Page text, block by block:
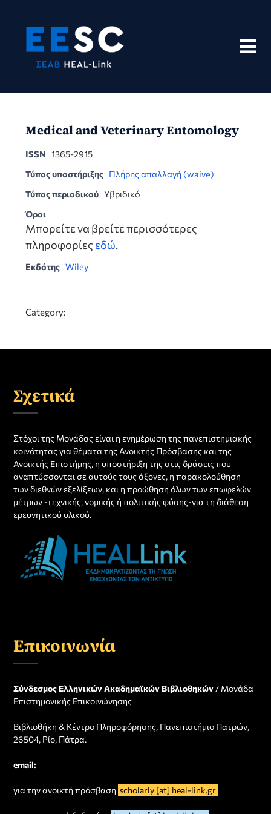
content
Medical and Veterinary Entomology
ISSN 1365-2915
Τύπος υποστήριξης Πλήρης απαλλαγή (waive)
Τύπος περιοδικού Υβριδικό
Όροι
Μπορείτε να βρείτε περισσότερες
πληροφορίες εδώ.
Εκδότης Wiley
Category:
Σχετικά
Στόχοι της Μονάδας είναι η ενημέρωση της πανεπιστημιακής
κοινότητας για θέματα της Ανοικτής Πρόσβασης και της
Ανοικτής Επιστήμης, η υποστήριξη της στις δράσεις που
αναπτύσσονται σε αυτούς τους άξονες, η παρακολούθηση
των διεθνών εξελίξεων, και η προώθηση όλων των επωφελών
μέτρων -τεχνικής, νομικής ή πολιτικής φύσης-για τη διάθεση
ερευνητικού υλικού.
Επικοινωνία
Σύνδεσμος Ελληνικών Ακαδημαϊκών Βιβλιοθηκών / Μονάδα
Επιστημονικής Επικοινώνησης
Βιβλιοθήκη & Κέντρο Πληροφόρησης, Πανεπιστήμιο Πατρών,
26504, Ρίο, Πάτρα.
email:
για την ανοικτή πρόσβαση scholarly [at] heal-link.gr